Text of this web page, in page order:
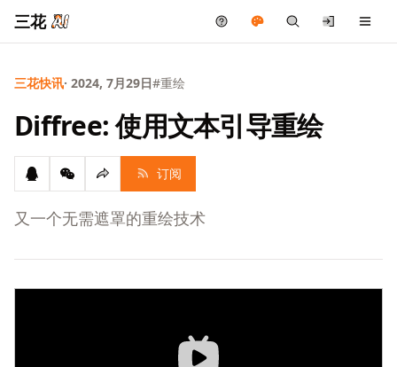
三花
三花快讯· 2024, 7月29日#重绘
Diffree: 使用文本引导重绘
订阅
又一个无需遮罩的重绘技术